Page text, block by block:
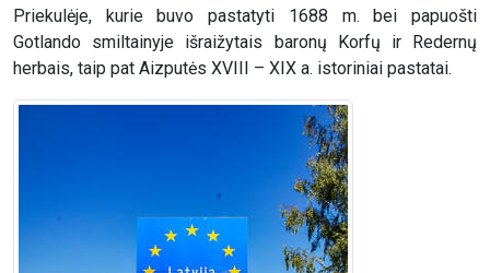
Priekulėje, kurie buvo pastatyti 1688 m. bei papuošti
Gotlando smiltainyje išraižytais baronų Korfų ir Redernų
herbais, taip pat Aizputės XVIII – XIX a. istoriniai pastatai.